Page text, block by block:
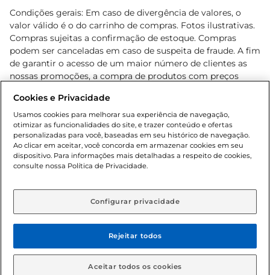
Condições gerais: Em caso de divergência de valores, o
valor válido é o do carrinho de compras. Fotos ilustrativas.
Compras sujeitas a confirmação de estoque. Compras
podem ser canceladas em caso de suspeita de fraude. A fim
de garantir o acesso de um maior número de clientes as
nossas promoções, a compra de produtos com preços
cliente. Os preços, ofertas e condições são exclusivos para
o e-commerce e válidos durante o dia de hoje, podendo
sofrer alterações sem prévia notificação. Proibida a venda
de bebidas alcoólicas para menores de 18 anos, conforme
Lei n.º 8069/90, art. 81, inciso II (Estatuto da Criança e do
Adolescente). Preços e condições exclusivos para o
aviso prévio. O valor mínimo para as compras on-line é de
© 2026 Copyright. Todos os direitos
reservados Gbarbosa.
Cookies e Privacidade
Usamos cookies para melhorar sua experiência de navegação,
otimizar as funcionalidades do site, e trazer conteúdo e ofertas
personalizadas para você, baseadas em seu histórico de navegação.
Ao clicar em aceitar, você concorda em armazenar cookies em seu
dispositivo. Para informações mais detalhadas a respeito de cookies,
consulte nossa Política de Privacidade.
Configurar privacidade
Rejeitar todos
Aceitar todos os cookies